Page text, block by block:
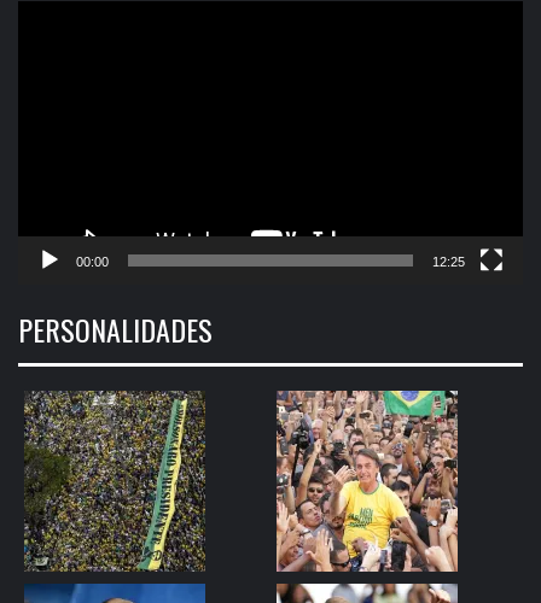
00:00 12:25
PERSONALIDADES